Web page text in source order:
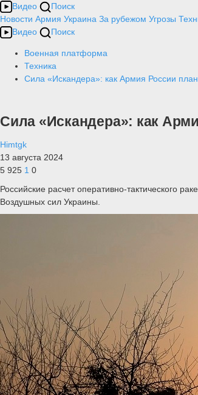
Видео
Поиск
Новости Армия Украина За рубежом Угрозы
Видео
Поиск
Военная платформа
Техника
Сила «Искандера»: как Армия России
Сила «Искандера»: как
Himtgk
13 августа 2024
5 925 1 0
Российские расчет оперативно-тактического
Воздушных сил Украины.